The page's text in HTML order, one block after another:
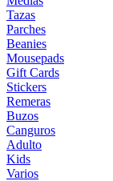
Tazas
Parches
Beanies
Mousepads
Gift Cards
Stickers
Remeras
Buzos
Canguros
Adulto
Kids
Varios